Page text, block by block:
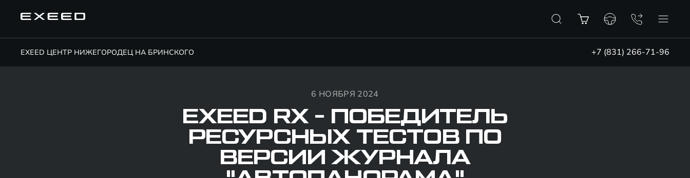
EXEED ЦЕНТР НИЖЕГОРОДЕЦ НА БРИНСКОГО +7 (831) 266-71-96
6 НОЯБРЯ 2024
EXEED RX - ПОБЕДИТЕЛЬ
РЕСУРСНЫХ ТЕСТОВ ПО
ВЕРСИИ ЖУРНАЛА